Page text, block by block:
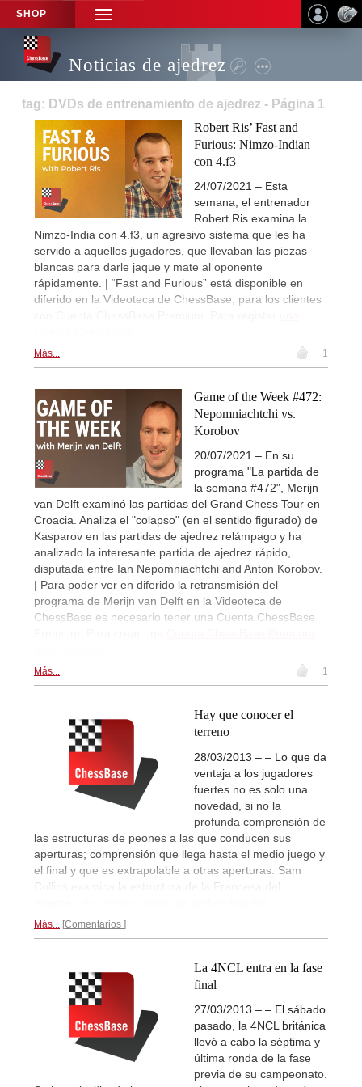
SHOP
TOGGLE
NAVIGATION
Noticias de ajedrez
tag: DVDs de entrenamiento de ajedrez - Página 1
Robert Ris’ Fast and
Furious: Nimzo-Indian
con 4.f3
24/07/2021 – Esta
semana, el entrenador
Robert Ris examina la
Nimzo-India con 4.f3, un agresivo sistema que les ha
servido a aquellos jugadores, que llevaban las piezas
blancas para darle jaque y mate al oponente
rápidamente. | “Fast and Furious” está disponible en
diferido en la Videoteca de ChessBase, para los clientes
Más... 1
Game of the Week #472:
Nepomniachtchi vs.
Korobov
20/07/2021 – En su
programa "La partida de
la semana #472", Merijn
van Delft examinó las partidas del Grand Chess Tour en
Croacia. Analiza el "colapso" (en el sentido figurado) de
Kasparov en las partidas de ajedrez relámpago y ha
analizado la interesante partida de ajedrez rápido,
disputada entre Ian Nepomniachtchi and Anton Korobov.
| Para poder ver en diferido la retransmisión del
programa de Merijn van Delft en la Videoteca de
ChessBase es necesario tener una Cuenta ChessBase
Más... 1
Hay que conocer el
terreno
28/03/2013 – – Lo que da
ventaja a los jugadores
fuertes no es solo una
novedad, si no la
profunda comprensión de
las estructuras de peones a las que conducen sus
aperturas; comprensión que llega hasta el medio juego y
el final y que es extrapolable a otras aperturas. Sam
Collins examina la estructura de la Francesa del
Más... Comentarios
La 4NCL entra en la fase
final
27/03/2013 – – El sábado
pasado, la 4NCL británica
llevó a cabo la séptima y
última ronda de la fase
previa de su campeonato.